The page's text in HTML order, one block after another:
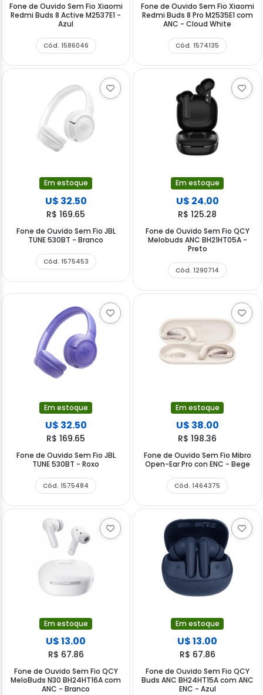
Fone de Ouvido Sem Fio Xiaomi
Redmi Buds 8 Active M2537E1 -
Azul
Cód. 1586046
Fone de Ouvido Sem Fio Xiaomi
Redmi Buds 8 Pro M2535E1 com
ANC - Cloud White
Cód. 1574135
Em estoque
U$ 32.50
R$ 169.65
Fone de Ouvido Sem Fio JBL
TUNE 530BT - Branco
Cód. 1575453
Em estoque
U$ 24.00
R$ 125.28
Fone de Ouvido Sem Fio QCY
Melobuds ANC BH21HT05A -
Preto
Cód. 1290714
Em estoque
U$ 32.50
R$ 169.65
Fone de Ouvido Sem Fio JBL
TUNE 530BT - Roxo
Cód. 1575484
Em estoque
U$ 38.00
R$ 198.36
Fone de Ouvido Sem Fio Mibro
Open-Ear Pro con ENC - Bege
Cód. 1464375
Em estoque
U$ 13.00
R$ 67.86
Fone de Ouvido Sem Fio QCY
MeloBuds N30 BH24HT16A com
ANC - Branco
Em estoque
U$ 13.00
R$ 67.86
Fone de Ouvido Sem Fio QCY
Buds ANC BH24HT15A com ANC
ENC - Azul